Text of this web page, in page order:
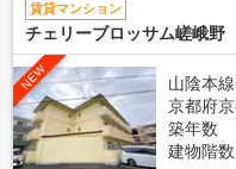
賃貸マンション
チェリーブロッサム嵯峨野
NEW
山陰本
京都府
築年数
建物階数